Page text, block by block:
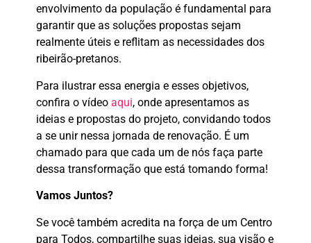
envolvimento da população é fundamental para
garantir que as soluções propostas sejam
realmente úteis e reflitam as necessidades dos
ribeirão-pretanos.
Para ilustrar essa energia e esses objetivos,
confira o vídeo aqui, onde apresentamos as
ideias e propostas do projeto, convidando todos
a se unir nessa jornada de renovação. É um
chamado para que cada um de nós faça parte
dessa transformação que está tomando forma!
Vamos Juntos?
Se você também acredita na força de um Centro
para Todos, compartilhe suas ideias, sua visão e